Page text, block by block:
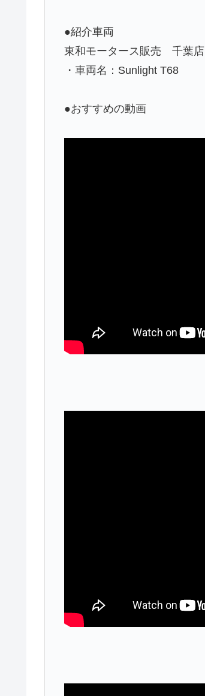
●紹介車両
東和モータース販売 千葉店
・車両名：Sunlight T68
●おすすめの動画